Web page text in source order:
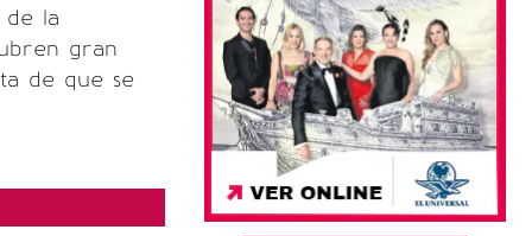
la
gran
de que se